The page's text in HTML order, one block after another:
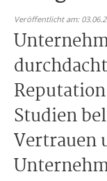
Veröffentlicht am:
Studien
Vertrauen